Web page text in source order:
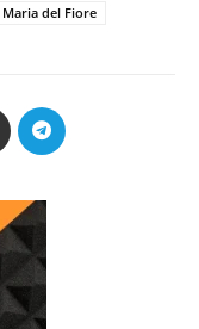
del Fiore